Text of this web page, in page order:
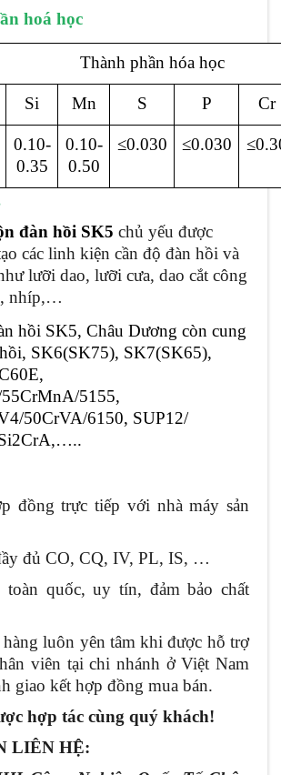
hoá học
Thành phần hóa học
Si Mn S P Cr
0.10-
0.35
0.10-
0.50
≤0.030 ≤0.030 ≤0.
đàn hồi SK5 chủ yếu được
các linh kiện cần độ đàn hồi và
lưỡi dao, lưỡi cưa, dao cắt công
nhíp,…
hồi SK5, Châu Dương còn cung
SK6(SK75), SK7(SK65),
,
5155,
50CrVA/6150, SUP12/
đồng trực tiếp với nhà máy sản
đủ CO, CQ, IV, PL, IS, …
toàn quốc, uy tín, đảm bảo chất
luôn yên tâm khi được hỗ trợ
viên tại chi nhánh ở Việt Nam
giao kết hợp đồng mua bán.
hợp tác cùng quý khách!
LIÊN HỆ: